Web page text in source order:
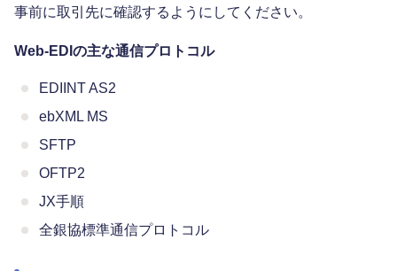
事前に取引先に確認するようにしてください。
Web-EDIの主な通信プロトコル
EDIINT AS2
ebXML MS
SFTP
OFTP2
JX手順
全銀協標準通信プロトコル